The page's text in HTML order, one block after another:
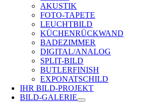
AKUSTIK
FOTO-TAPETE
LEUCHTBILD
KÜCHENRÜCKWAND
BADEZIMMER
DIGITAL/ANALOG
SPLIT-BILD
BUTLERFINISH
EXPONATSCHILD
IHR BILD-PROJEKT
BILD-GALERIE